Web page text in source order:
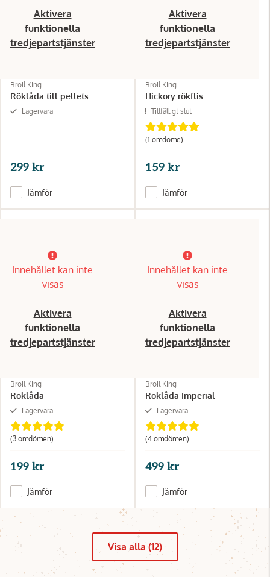
Aktivera
funktionella
tredjepartstjänster
Broil King
Röklåda till pellets
Lagervara
299 kr
Jämför
Aktivera
funktionella
tredjepartstjänster
Broil King
Hickory rökflis
Tillfälligt slut
(1 omdöme)
159 kr
Jämför
Innehållet kan inte
visas
Aktivera
funktionella
tredjepartstjänster
Broil King
Röklåda
Lagervara
(3 omdömen)
199 kr
Jämför
Innehållet kan inte
visas
Aktivera
funktionella
tredjepartstjänster
Broil King
Röklåda Imperial
Lagervara
(4 omdömen)
499 kr
Jämför
Visa alla (12)